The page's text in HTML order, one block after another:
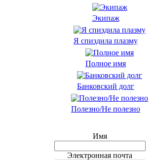
Экипаж
Я спиздила плазму
Полное имя
Банковский долг
Полезно/Не полезно
Имя
Электронная почта